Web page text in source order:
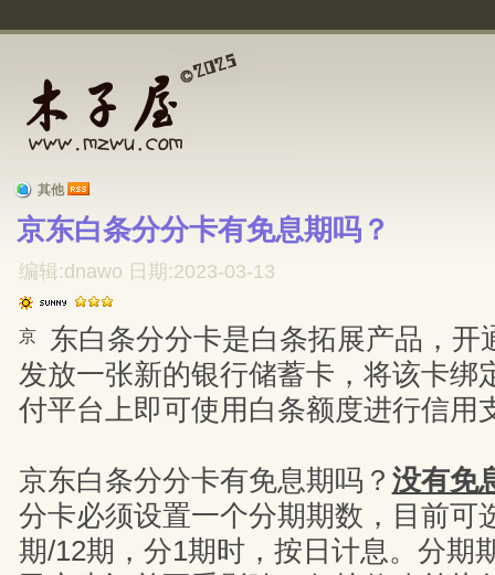
其他
京东白条分分卡有免息期吗？
编辑:dnawo 日期:2023-03-13
京
东白条分分卡是白条拓展产品，开
发放一张新的银行储蓄卡，将该卡绑
付平台上即可使用白条额度进行信用
京东白条分分卡有免息期吗？ 没有免
分卡必须设置一个分期期数，目前可
期/12期，分1期时，按日计息。分期